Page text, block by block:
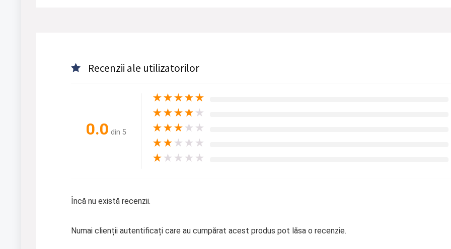
Recenzii ale utilizatorilor
0.0 din 5
★★★★★
★★★★ ★
★★★ ★ ★
★★ ★ ★ ★
★ ★ ★ ★ ★
Încă nu există recenzii.
Numai clienții autentificați care au cumpărat acest produs pot lăsa o recenzie.